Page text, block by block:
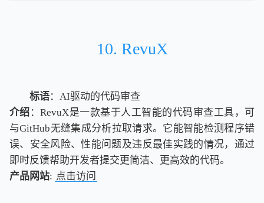
10. RevuX
标语：AI驱动的代码审查
介绍 ：RevuX是一款基于人工智能的代码审查工具，可
与GitHub无缝集成分析拉取请求。它能智能检测程序错
误、安全风险、性能问题及违反最佳实践的情况，通过
即时反馈帮助开发者提交更简洁、更高效的代码。
产品网站: 点击访问